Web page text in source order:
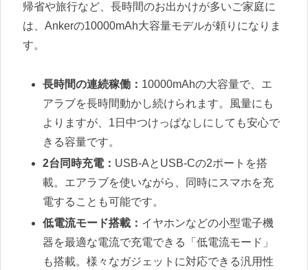
帰省や旅行など、長時間のお出かけが多いご家庭に
は、Ankerの10000mAh大容量モデルが頼りになりま
す。
長時間の連続稼働： 10000mAhの大容量で、エ
アラブを長時間動かし続けられます。風量にも
よりますが、1日中つけっぱなしにしても安心で
きる容量です。
2台同時充電： USB-AとUSB-Cの2ポートを搭
載。エアラブを使いながら、同時にスマホを充
電することも可能です。
低電流モード搭載： イヤホンなどの小型電子機
器を最適な電流で充電できる「低電流モード」
も搭載。様々なガジェットに対応できる汎用性